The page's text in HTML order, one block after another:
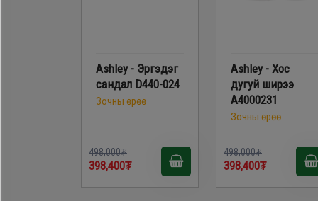
Ashley - Эргэдэг
сандал D440-024
Зочны өрөө
498,000₮
398,400₮
Ashley - Хос
дугуй ширээ
A4000231
Зочны өрөө
498,000₮
398,400₮